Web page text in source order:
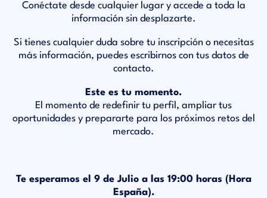
Conéctate desde cualquier lugar y accede a toda la
información sin desplazarte.
Si tienes cualquier duda sobre tu inscripción o necesitas
más información, puedes escribirnos con tus datos de
contacto.
Este es tu momento.
El momento de redefinir tu perfil, ampliar tus
oportunidades y prepararte para los próximos retos del
mercado.
Te esperamos el 9 de Julio a las 19:00 horas (Hora
España).